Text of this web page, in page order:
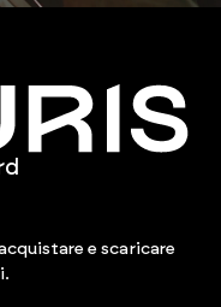
e scaricare